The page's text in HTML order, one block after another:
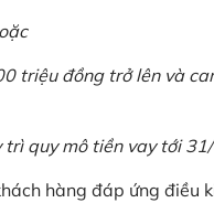
triệu đồng trở lên và
trì quy mô tiền vay tới
hàng đáp ứng điều